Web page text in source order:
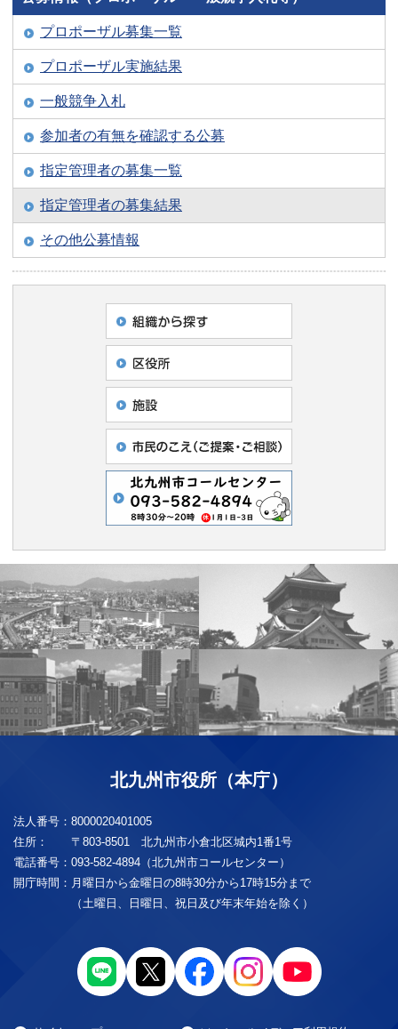
プロポーザル募集一覧
プロポーザル実施結果
一般競争入札
参加者の有無を確認する公募
指定管理者の募集一覧
指定管理者の募集結果
その他公募情報
北九州市役所（本庁）
法人番号： 8000020401005
住所：
〒803-8501 北九州市小倉北区城内1番1号
電話番号： 093-582-4894（北九州市コールセンター）
開庁時間： 月曜日から金曜日の8時30分から17時15分まで
（土曜日、日曜日、祝日及び年末年始を除く）